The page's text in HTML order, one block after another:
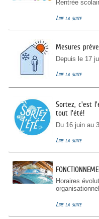
Rentrée
Lire la suite
Mesures
Depuis le 17
Lire la suite
Sortez, c'est
tout l'été!
Du 16 juin au
Lire la suite
Horaires
Lire la suite